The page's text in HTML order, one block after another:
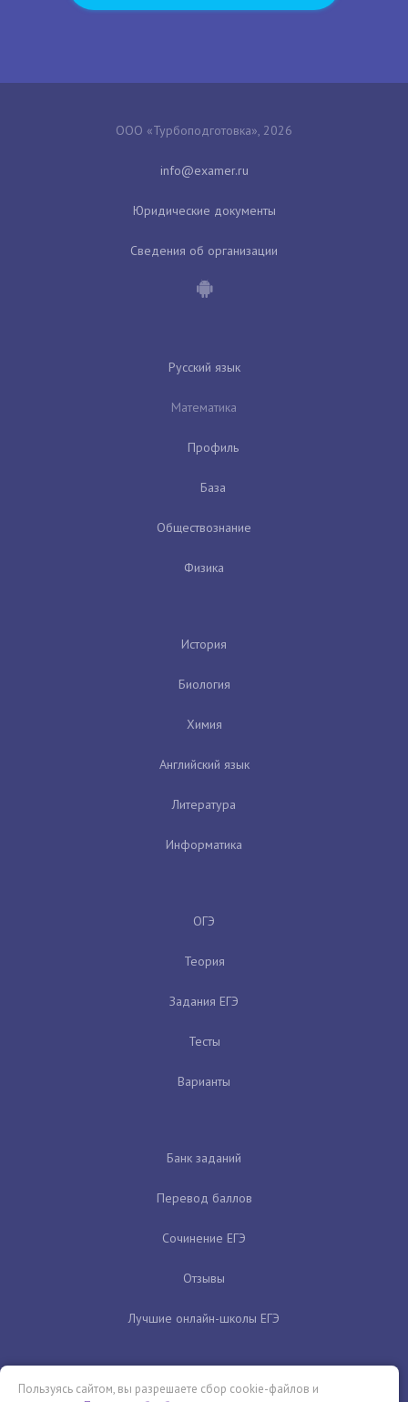
ООО «Турбоподготовка», 2026
Юридические документы
Сведения об организации
Русский язык
Математика
Профиль
База
Обществознание
Физика
История
Биология
Химия
Английский язык
Литература
Информатика
ОГЭ
Теория
Задания ЕГЭ
Тесты
Варианты
Банк заданий
Перевод баллов
Сочинение ЕГЭ
Отзывы
Лучшие онлайн-школы ЕГЭ
Пользуясь сайтом, вы разрешаете сбор cookie-файлов и